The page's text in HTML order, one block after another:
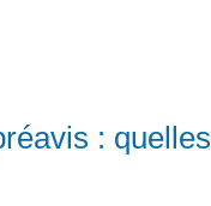
: quelles